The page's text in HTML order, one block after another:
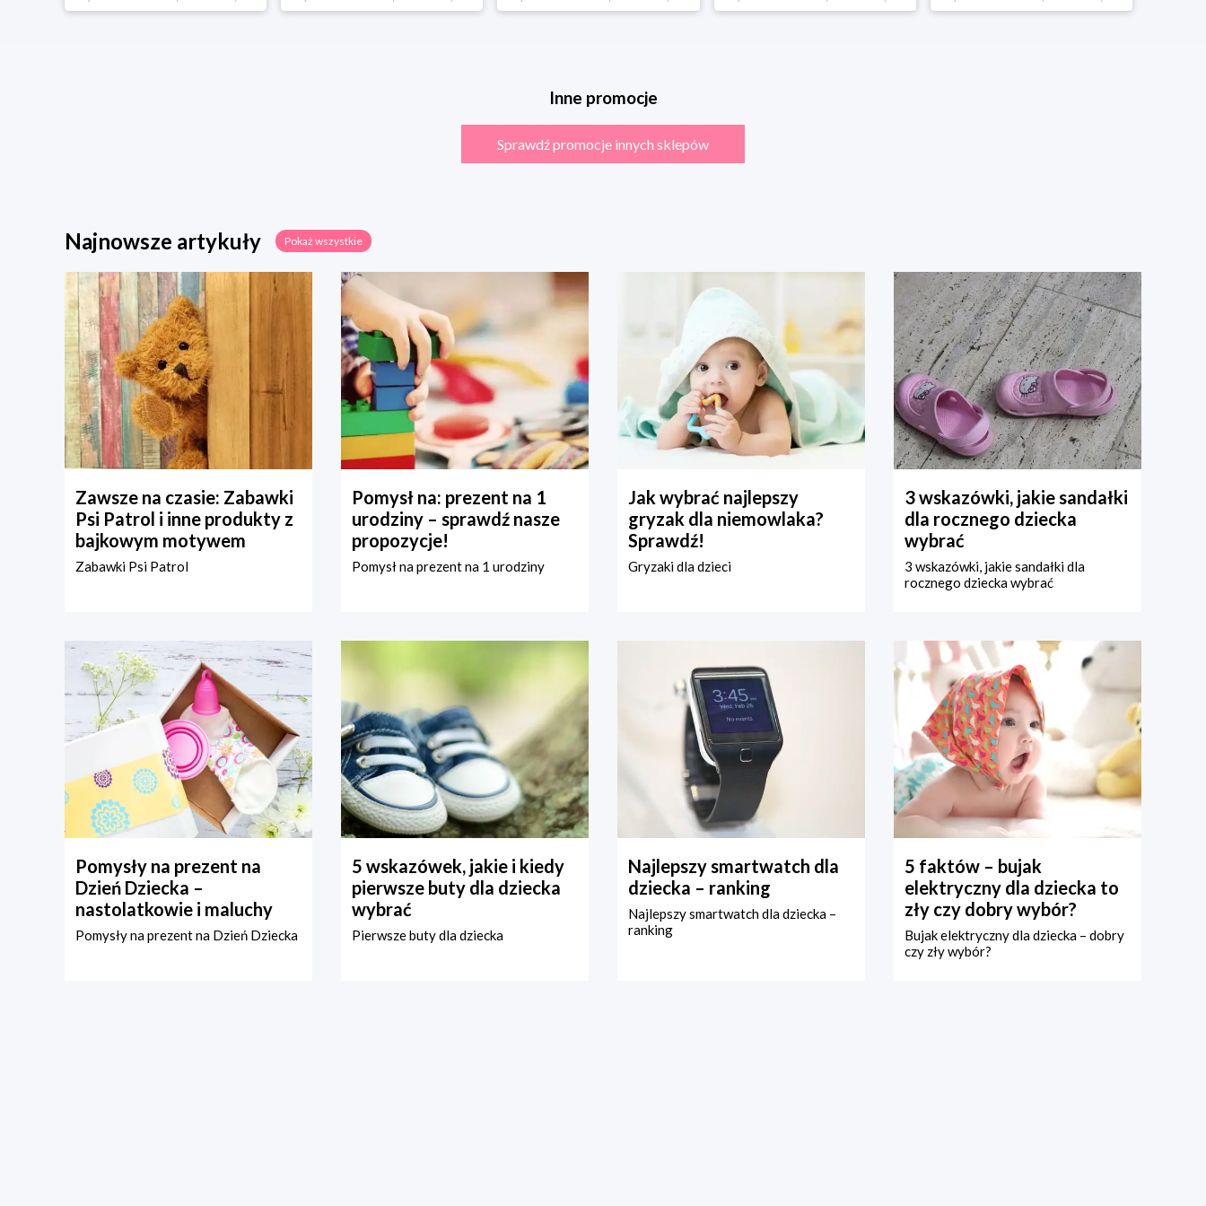
Inne promocje
Sprawdź promocje innych sklepów
Najnowsze artykuły Pokaż wszystkie
Zawsze na czasie: Zabawki
Psi Patrol i inne produkty z
bajkowym motywem
Zabawki Psi Patrol
Pomysł na: prezent na 1
urodziny – sprawdź nasze
propozycje!
Pomysł na prezent na 1 urodziny
Jak wybrać najlepszy
gryzak dla niemowlaka?
Sprawdź!
Gryzaki dla dzieci
3 wskazówki, jakie sandałki
dla rocznego dziecka
wybrać
3 wskazówki, jakie sandałki dla
rocznego dziecka wybrać
Pomysły na prezent na
Dzień Dziecka –
nastolatkowie i maluchy
Pomysły na prezent na Dzień Dziecka
5 wskazówek, jakie i kiedy
pierwsze buty dla dziecka
wybrać
Pierwsze buty dla dziecka
Najlepszy smartwatch dla
dziecka – ranking
Najlepszy smartwatch dla dziecka –
ranking
5 faktów – bujak
elektryczny dla dziecka to
zły czy dobry wybór?
Bujak elektryczny dla dziecka – dobry
czy zły wybór?